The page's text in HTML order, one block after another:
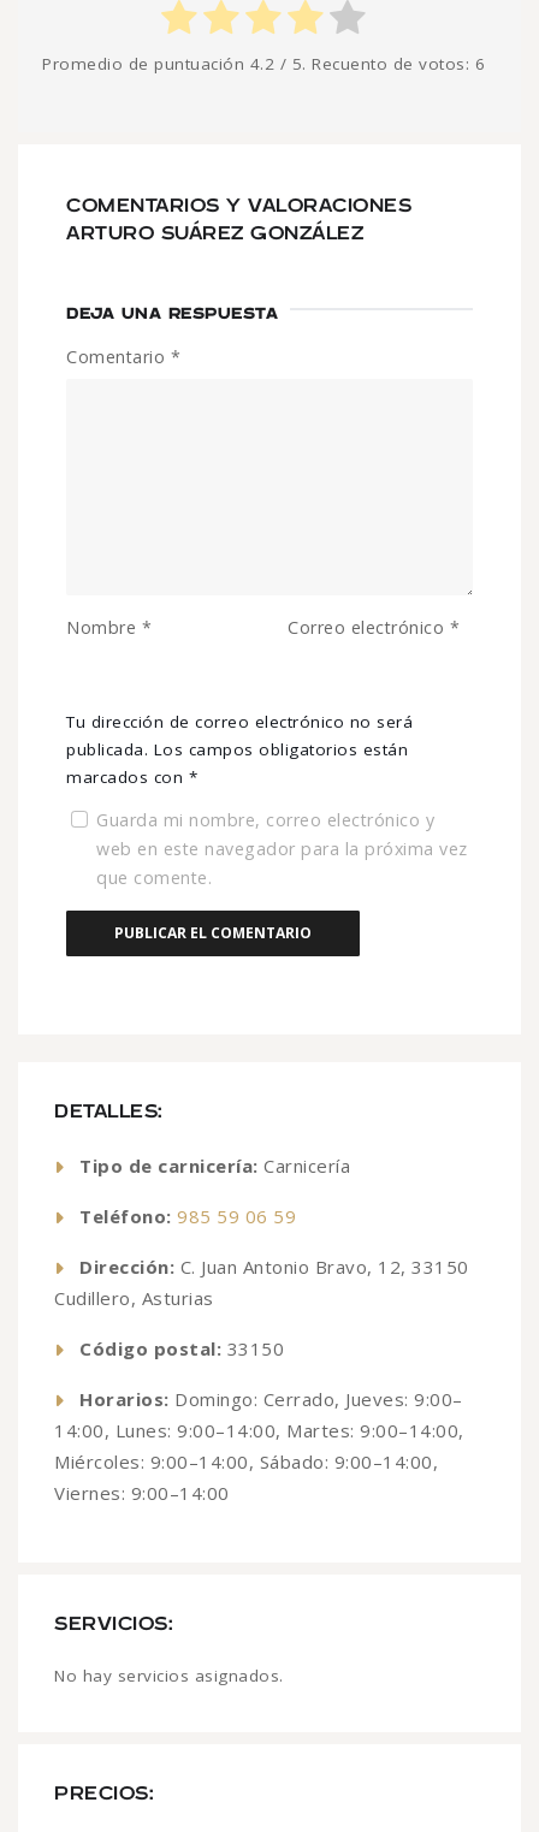
DETALLES:
Tipo de carnicería: Carnicería
Teléfono: 985 59 06 59
Dirección: C. Juan Antonio Bravo, 12, 33150
Cudillero, Asturias
Código postal: 33150
Horarios: Domingo: Cerrado, Jueves: 9:00–
14:00, Lunes: 9:00–14:00, Martes: 9:00–14:00,
Miércoles: 9:00–14:00, Sábado: 9:00–14:00,
Viernes: 9:00–14:00
SERVICIOS:
No hay servicios asignados.
PRECIOS:
Promedio de puntuación 4.2 / 5. Recuento de votos: 6
COMENTARIOS Y VALORACIONES
ARTURO SUÁREZ GONZÁLEZ
DEJA UNA RESPUESTA
Tu dirección de correo electrónico no será
publicada. Los campos obligatorios están
marcados con *
Comentario *
Nombre * Correo electrónico *
Guarda mi nombre, correo electrónico y
web en este navegador para la próxima vez
que comente.